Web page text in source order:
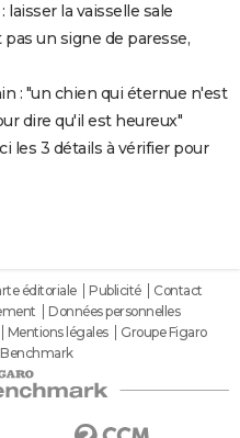
laisser la vaisselle sale
un signe de paresse,
: "un chien qui éternue n'est
dire qu'il est heureux"
les 3 détails à vérifier pour
éditoriale Publicité
Contact
Données personnelles
Mentions légales
Groupe Figaro